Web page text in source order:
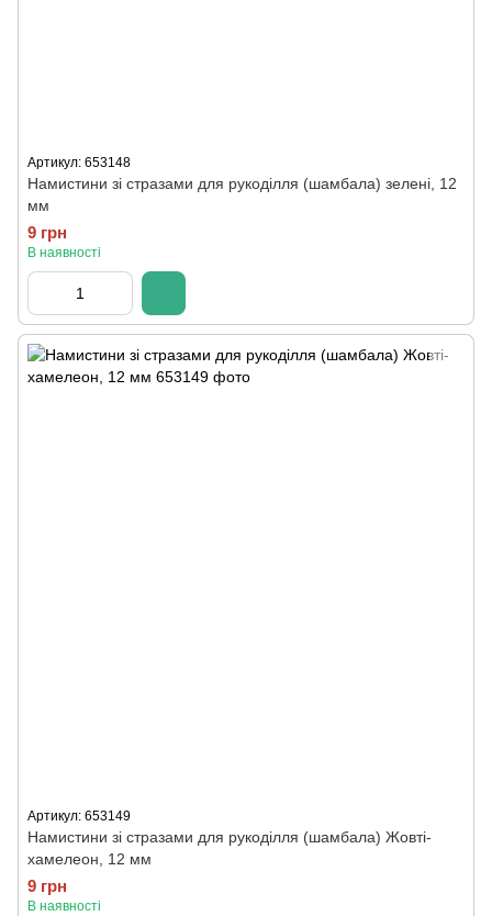
Артикул: 653148
Намистини зі стразами для рукоділля (шамбала) зелені, 12
мм
9 грн
В наявності
Артикул: 653149
Намистини зі стразами для рукоділля (шамбала) Жовті-
хамелеон, 12 мм
9 грн
В наявності